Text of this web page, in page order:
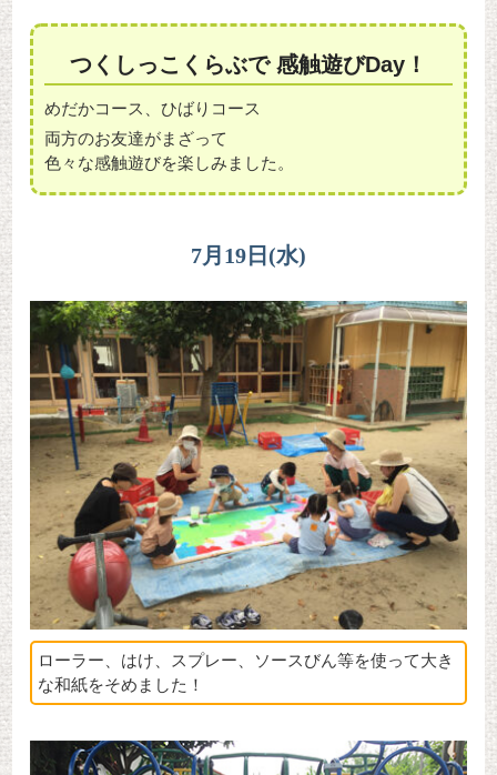
つくしっこくらぶで 感触遊びDay！
めだかコース、ひばりコース
両方のお友達がまざって
色々な感触遊びを楽しみました。
7月19日(水)
ローラー、はけ、スプレー、ソースびん等を使って大き
な和紙をそめました！